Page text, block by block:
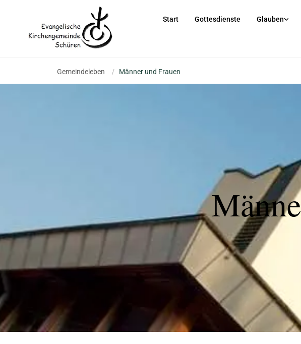
Start Gottesdienste Glauben
Gemeindeleben / Männer und Frauen